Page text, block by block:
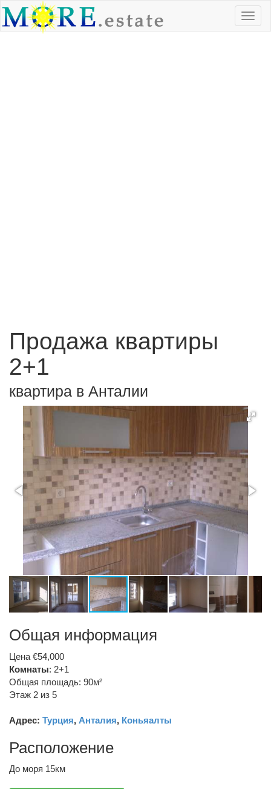
Продажа квартиры
2+1
квартира в Анталии
Общая информация
Цена €54,000
Комнаты: 2+1
Общая площадь: 90м²
Этаж 2 из 5
Адрес: Турция, Анталия, Коньяалты
Расположение
До моря 15км